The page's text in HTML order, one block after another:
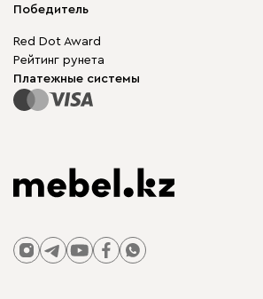
Гарантия
Карта сайта
Корпусная мебель
Модульная мебель
Столы и стулья
Победитель
Red Dot Award
Рейтинг рунета
Платежные системы